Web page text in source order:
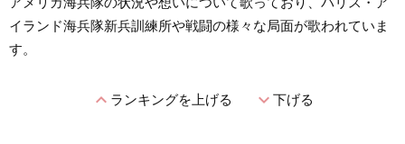
イランド海兵隊新兵訓練所や戦闘の様々な局面が歌われていま
す。
expand_lessランキングを上げる expand_more下げる